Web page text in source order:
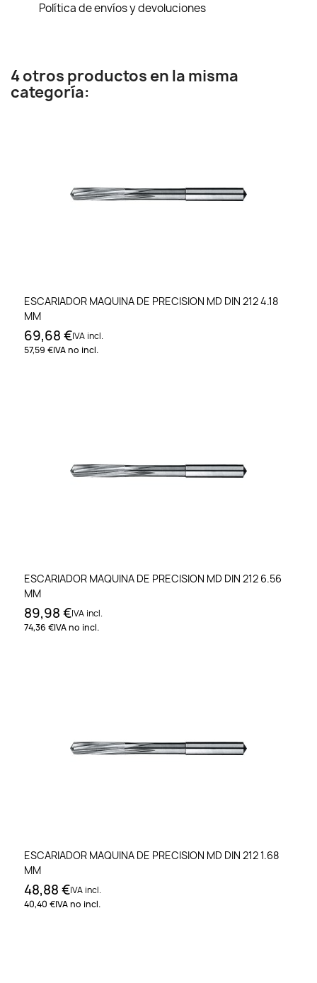
Política de envíos y devoluciones
4 otros productos en la misma
categoría:
ESCARIADOR MAQUINA DE PRECISION MD DIN 212 4.18
MM
69,68 €IVA incl.
57,59 €IVA no incl.
ESCARIADOR MAQUINA DE PRECISION MD DIN 212 6.56
MM
89,98 €IVA incl.
74,36 €IVA no incl.
ESCARIADOR MAQUINA DE PRECISION MD DIN 212 1.68
MM
48,88 €IVA incl.
40,40 €IVA no incl.